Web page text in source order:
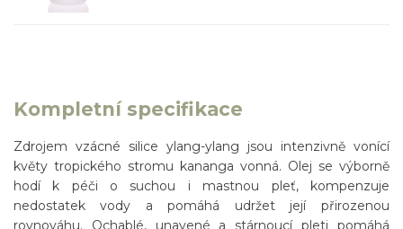
Kompletní specifikace
Zdrojem vzácné silice ylang-ylang jsou intenzivně vonící
květy tropického stromu kananga vonná. Olej se výborně
hodí k péči o suchou i mastnou pleť, kompenzuje
nedostatek vody a pomáhá udržet její přirozenou